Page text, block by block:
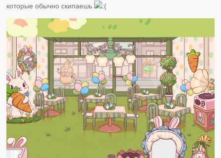
которые обычно скипаешь